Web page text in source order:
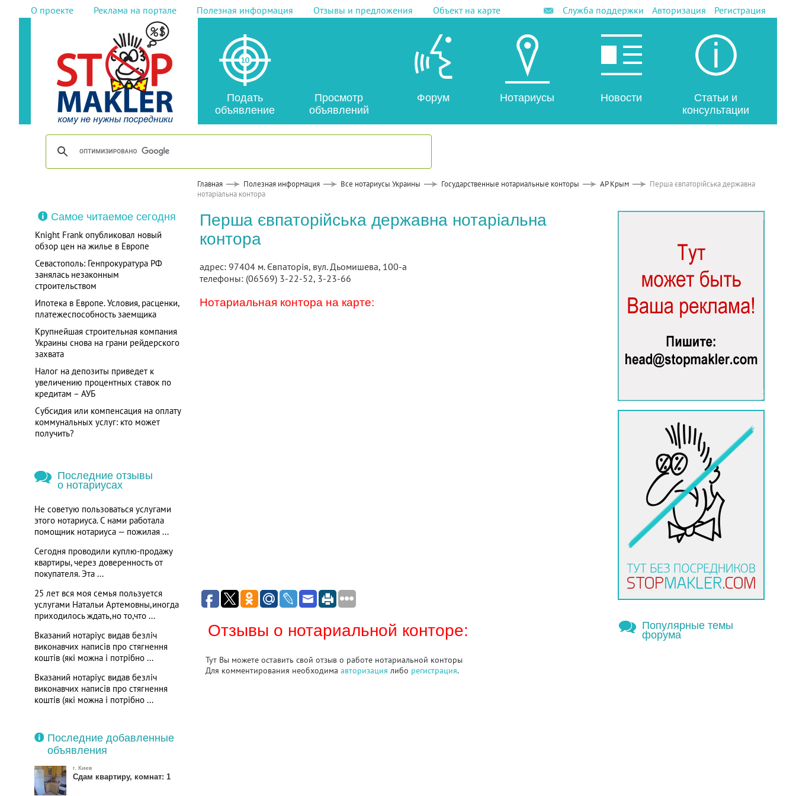
О проекте Реклама на портале Полезная информация Отзывы и предложения Объект на карте Служба поддержки Авторизация Регистрация
Подать
объявление
Просмотр
объявлений
Форум Нотариусы Новости
Статьи и
консультации
Главная Полезная информация Все нотариусы Украины Государственные нотариальные конторы АР Крым
Перша євпаторійська державна
нотаріальна контора
Самое читаемое сегодня
Knight Frank опубликовал новый
обзор цен на жилье в Европе
Севастополь: Генпрокуратура РФ
занялась незаконным
строительством
Ипотека в Европе. Условия, расценки,
платежеспособность заемщика
Крупнейшая строительная компания
Украины снова на грани рейдерского
захвата
Налог на депозиты приведет к
увеличению процентных ставок по
кредитам – АУБ
Субсидия или компенсация на оплату
коммунальных услуг: кто может
получить?
Последние отзывы
о нотариусах
Не советую пользоваться услугами
этого нотариуса. С нами работала
помощник нотариуса — пожилая ...
Сегодня проводили куплю-продажу
квартиры, через доверенность от
покупателя. Эта ...
25 лет вся моя семья пользуется
услугами Натальи Артемовны,иногда
приходилось ждать,но то,что ...
Вказаний нотаріус видав безліч
виконавчих написів про стягнення
коштів (які можна і потрібно ...
Вказаний нотаріус видав безліч
виконавчих написів про стягнення
коштів (які можна і потрібно ...
Последние добавленные
объявления
г. Киев
Сдам квартиру, комнат: 1
Перша євпаторійська державна нотаріальна
контора
адрес: 97404 м. Євпаторія, вул. Дьомишева, 100-а
телефоны: (06569) 3-22-52, 3-23-66
Нотариальная контора на карте:
Отзывы о нотариальной конторе:
Тут Вы можете оставить свой отзыв о работе нотариальной конторы
Для комментирования необходима авторизация либо регистрация.
Популярные темы
форума